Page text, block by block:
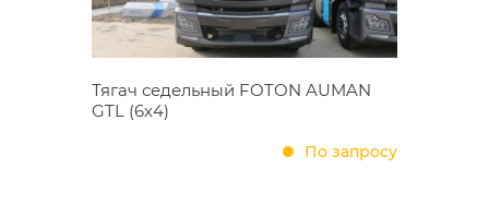
Тягач седельный FOTON AUMAN
GTL (6х4)
По запросу